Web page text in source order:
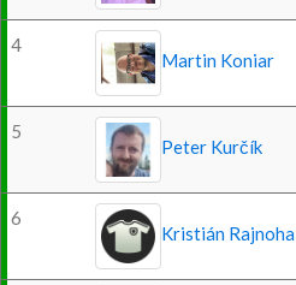
4
Martin Koniar
5
Peter Kurčík
6
Kristián Rajnoha